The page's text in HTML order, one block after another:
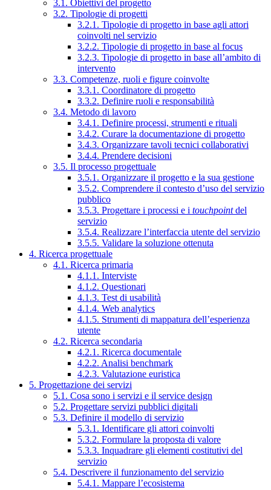
3.1. Obiettivi del progetto
3.2. Tipologie di progetti
3.2.1. Tipologie di progetto in base agli attori
coinvolti nel servizio
3.2.2. Tipologie di progetto in base al focus
3.2.3. Tipologie di progetto in base all’ambito di
intervento
3.3. Competenze, ruoli e figure coinvolte
3.3.1. Coordinatore di progetto
3.3.2. Definire ruoli e responsabilità
3.4. Metodo di lavoro
3.4.1. Definire processi, strumenti e rituali
3.4.2. Curare la documentazione di progetto
3.4.3. Organizzare tavoli tecnici collaborativi
3.4.4. Prendere decisioni
3.5. Il processo progettuale
3.5.1. Organizzare il progetto e la sua gestione
3.5.2. Comprendere il contesto d’uso del servizio
pubblico
3.5.3. Progettare i processi e i touchpointdel
servizio
3.5.4. Realizzare l’interfaccia utente del servizio
3.5.5. Validare la soluzione ottenuta
4. Ricerca progettuale
4.1. Ricerca primaria
4.1.1. Interviste
4.1.2. Questionari
4.1.3. Test di usabilità
4.1.4. Web analytics
4.1.5. Strumenti di mappatura dell’esperienza
utente
4.2. Ricerca secondaria
4.2.1. Ricerca documentale
4.2.2. Analisi benchmark
4.2.3. Valutazione euristica
5. Progettazione dei servizi
5.1. Cosa sono i servizi e il service design
5.2. Progettare servizi pubblici digitali
5.3. Definire il modello di servizio
5.3.1. Identificare gli attori coinvolti
5.3.2. Formulare la proposta di valore
5.3.3. Inquadrare gli elementi costitutivi del
servizio
5.4. Descrivere il funzionamento del servizio
5.4.1. Mappare l’ecosistema